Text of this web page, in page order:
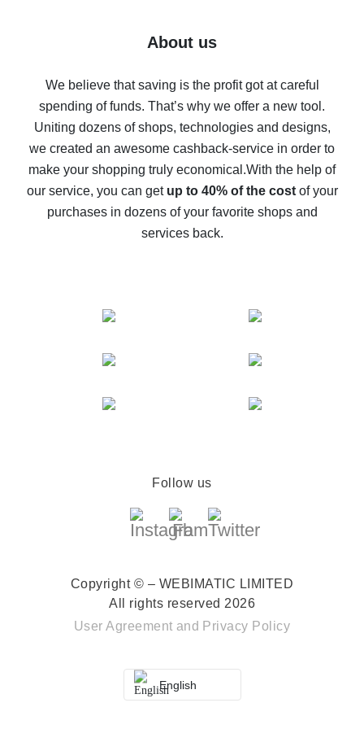
Five ways to get the most cash back on AliExpress
back
10% cash back on AliExpress - the impossible is
possible
The best cash back on AliExpress - how to find it
The best cash back service for AliExpress - let's
compare offers
About us
We believe that saving is the profit got at careful
spending of funds. That’s why we offer a new tool.
Uniting dozens of shops, technologies and designs,
we created an awesome cashback-service in order to
make your shopping truly economical.With the help of
our service, you can get up to 40% of the costof your
purchases in dozens of your favorite shops and
services back.
Follow us
Copyright © – WEBIMATIC LIMITED
All rights reserved 2026
User Agreement and Privacy Policy
English